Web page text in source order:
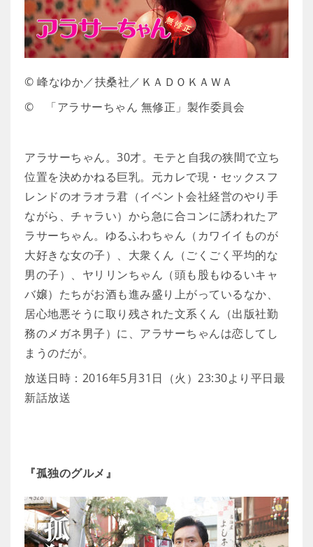
© 峰なゆか／扶桑社／ＫＡＤＯＫＡＷＡ
© 「アラサーちゃん 無修正」製作委員会
アラサーちゃん。30才。モテと自我の狭間で立ち
位置を決めかねる巨乳。元カレで現・セックスフ
レンドのオラオラ君（イベント会社経営のやり手
ながら、チャラい）から急に合コンに誘われたア
ラサーちゃん。ゆるふわちゃん（カワイイものが
大好きな女の子）、大衆くん（ごくごく平均的な
男の子）、ヤリリンちゃん（頭も股もゆるいキャ
バ嬢）たちがお酒も進み盛り上がっているなか、
居心地悪そうに取り残された文系くん（出版社勤
務のメガネ男子）に、アラサーちゃんは恋してし
まうのだが。
放送日時：2016年5月31日（火）23:30より平日最
新話放送
『孤独のグルメ』